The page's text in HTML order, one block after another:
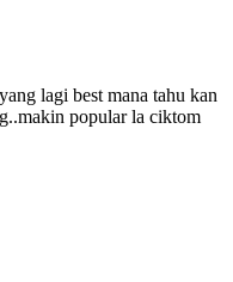
lagi best mana tahu kan
popular la ciktom